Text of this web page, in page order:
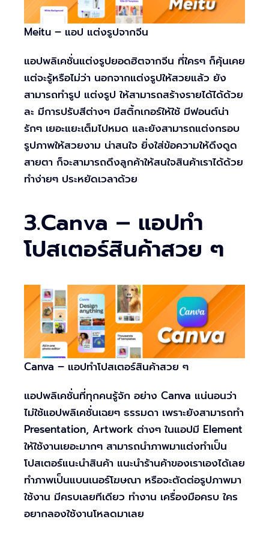
Meitu – แอป แต่งรูปจากจีน
แอปพลิเคชั่นแต่งรูปยอดฮิตจากจีน ที่ใครๆ ก็คุ้นเคย
แต่จะรู้หรือไม่ว่า นอกจากแต่งรูปให้สวยแล้ว ยัง
สามารถทำรูป แต่งรูป ให้สามารถสร้างรายได้ได้ด้วย
ละ มีการปรับสีต่างๆ มีสติ้กเกอร์ให้ใช้ มีฟอนต์น่า
รักๆ เยอะแยะเต็มไปหมด และยังสามารถแต่งกรอบ
รูปภาพให้สวยงาม น่าสนใจ ยิ่งใส่ข้อความให้ดึงดูด
สายตา ก็จะสามารถดึงลูกค้าให้สนใจสินค้าเราได้ด้วย
ทำง่ายๆ ประหยัดเวลาด้วย
3.Canva – แอปทำ
โปสเตอร์สินค้าสวย ๆ
Canva – แอปทำโปสเตอร์สินค้าสวย ๆ
แอปพลิเคชั่นที่ทุกคนรู้จัก อย่าง Canva แน่นอนว่า
ไม่ใช้แอปพลิเคชั่นเฉยๆ ธรรมดา เพราะยังสามารถทำ
Presentation, Artwork ต่างๆ ในแอปมี Element
ให้ใช้งานเยอะมากๆ สามารถนำภาพมาแต่งทำเป็น
โปสเตอร์แนะนำสินค้า แนะนำร้านค้าของเราเองได้เลย
ทำภาพเป็นแบนเนอร์โฆษณา หรือจะตัดต่อรูปภาพมา
ใช้งาน มีครบเลยทีเดียว ทำงาน เครื่องมือครบ ใคร
อยากลองใช้งานโหลดมาเลย